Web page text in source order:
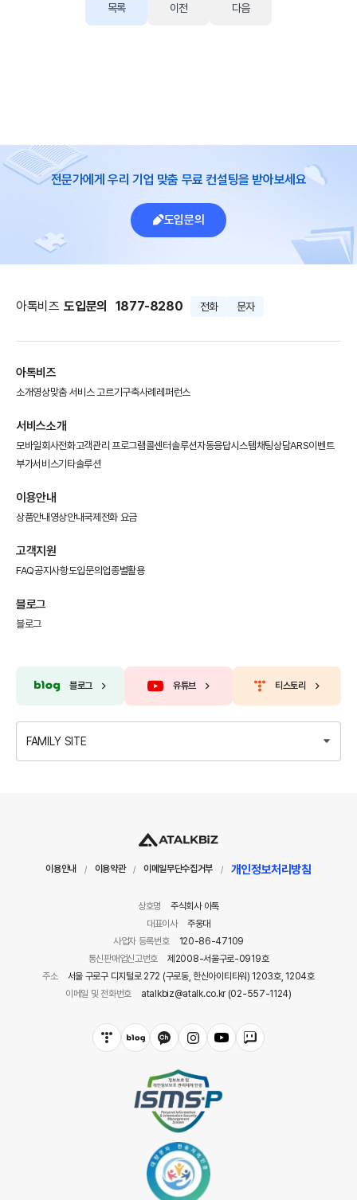
목록 이전 다음
전문가에게 우리 기업 맞춤 무료 컨설팅을 받아보세요
도입문의
아톡비즈 도입문의 1877-8280 전화 문자
아톡비즈
소개영상맞춤 서비스 고르기구축사례레퍼런스
서비스소개
모바일회사전화고객관리 프로그램콜센터솔루션자동응답시스템채팅상담ARS이벤트
부가서비스기타솔루션
이용안내
상품안내영상안내국제전화 요금
고객지원
FAQ공지사항도입문의업종별활용
블로그
블로그
블로그 유튜브 티스토리
FAMILY SITE
이용안내 / 이용약관 / 이메일무단수집거부 / 개인정보처리방침
상호명
주식회사 아톡
대표이사
주웅대
사업자 등록번호
120-86-47109
통신판매업신고번호
제2008-서울구로-0919호
주소
서울 구로구 디지털로 272 (구로동, 한신아이티타워) 1203호, 1204호
이메일 및 전화번호
atalkbiz@atalk.co.kr (02-557-1124)